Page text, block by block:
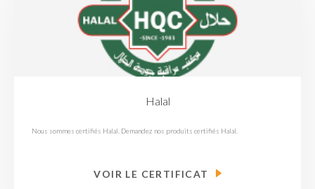
Halal
Nous sommes certifiés Halal. Demandez nos produits certifiés Halal.
VOIR LE CERTIFICAT